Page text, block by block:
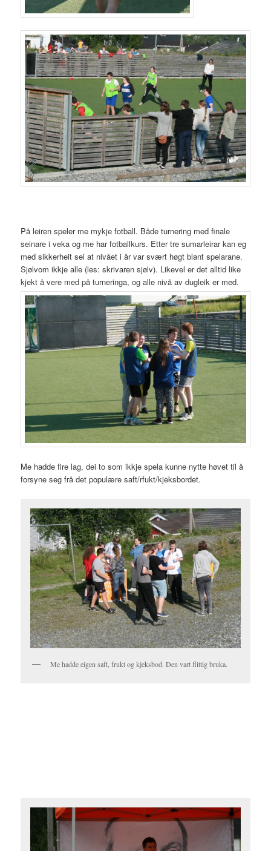
På leiren speler me mykje fotball. Både turnering med finale
seinare i veka og me har fotballkurs. Etter tre sumarleirar kan eg
med sikkerheit sei at nivået i år var svært høgt blant spelarane.
Sjølvom ikkje alle (les: skrivaren sjølv). Likevel er det alltid like
kjekt å vere med på turneringa, og alle nivå av dugleik er med.
Me hadde fire lag, dei to som ikkje spela kunne nytte høvet til å
forsyne seg frå det populære saft/rfukt/kjeksbordet.
Me hadde eigen saft, frukt og kjeksbod. Den vart flittig bruka.